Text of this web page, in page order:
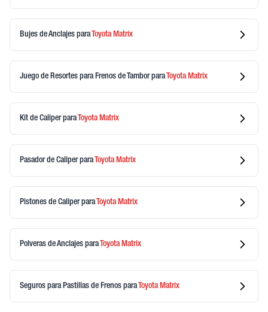
Bujes de Anclajes paraToyotaMatrix
Juego de Resortes para Frenos de TamborparaToyotaMatrix
Kit de CaliperparaToyotaMatrix
Pasador de CaliperparaToyotaMatrix
Pistones de CaliperparaToyotaMatrix
Polveras de Anclajes paraToyotaMatrix
Seguros para Pastillas de Frenos paraToyotaMatrix